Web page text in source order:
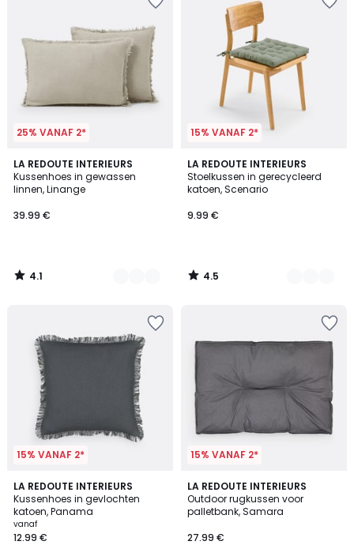
25% VANAF 2*
LA REDOUTE INTERIEURS
Kussenhoes in gewassen
linnen, Linange
39.99 €
4.1
/ 5
5
Kleuren
4.1
/
15% VANAF 2*
LA REDOUTE INTERIEURS
Stoelkussen in gerecycleerd
katoen, Scenario
9.99 €
4.5
/ 5
10
Kleuren
4.5
/
15% VANAF 2*
LA REDOUTE INTERIEURS
Kussenhoes in gevlochten
katoen, Panama
vanaf
12.99 €
4.6
/ 5
8
Kleuren
15% VANAF 2*
LA REDOUTE INTERIEURS
Outdoor rugkussen voor
palletbank, Samara
27.99 €
3.3
/ 5
3
Kleuren